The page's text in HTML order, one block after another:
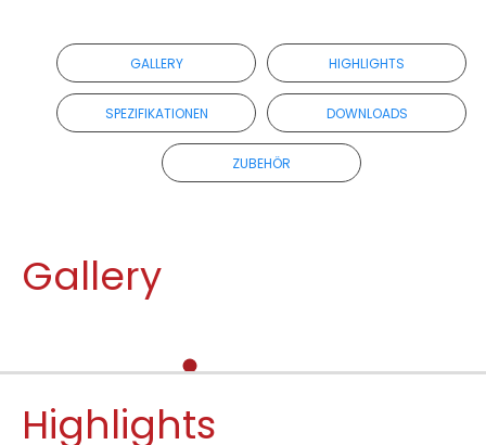
GALLERY HIGHLIGHTS
SPEZIFIKATIONEN DOWNLOADS
ZUBEHÖR
Gallery
Highlights